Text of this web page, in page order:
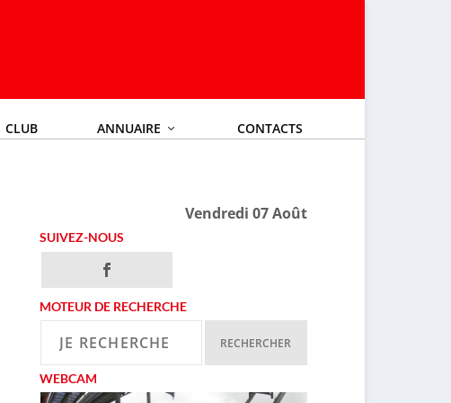
CLUB ANNUAIRE CONTACTS
Vendredi 07 Août
SUIVEZ-NOUS
MOTEUR DE RECHERCHE
WEBCAM